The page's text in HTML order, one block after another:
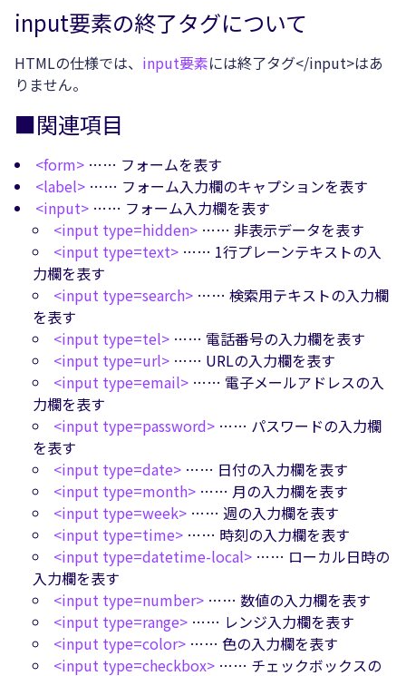
input要素の終了タグについて
HTMLの仕様では、 input要素には終了タグ</input>はあ
りません。
■関連項目
<form> …… フォームを表す
<label> …… フォーム入力欄のキャプションを表す
<input> …… フォーム入力欄を表す
<input type=hidden> …… 非表示データを表す
<input type=text> …… 1行プレーンテキストの入
力欄を表す
<input type=search> …… 検索用テキストの入力欄
を表す
<input type=tel> …… 電話番号の入力欄を表す
<input type=url> …… URLの入力欄を表す
<input type=email> …… 電子メールアドレスの入
力欄を表す
<input type=password> …… パスワードの入力欄
を表す
<input type=date> …… 日付の入力欄を表す
<input type=month> …… 月の入力欄を表す
<input type=week> …… 週の入力欄を表す
<input type=time> …… 時刻の入力欄を表す
<input type=datetime-local> …… ローカル日時の
入力欄を表す
<input type=number> …… 数値の入力欄を表す
<input type=range> …… レンジ入力欄を表す
<input type=color> …… 色の入力欄を表す
<input type=checkbox> …… チェックボックスの